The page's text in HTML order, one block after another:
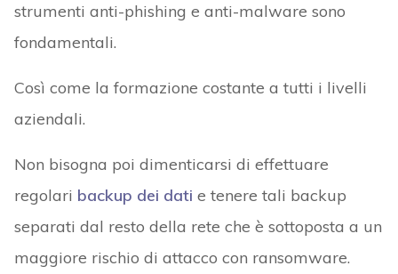
strumenti anti-phishing e anti-malware sono
fondamentali.
Così come la formazione costante a tutti i livelli
aziendali.
Non bisogna poi dimenticarsi di effettuare
regolari backup dei dati e tenere tali backup
separati dal resto della rete che è sottoposta a un
maggiore rischio di attacco con ransomware.